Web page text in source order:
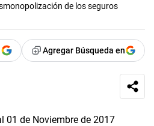
de los seguros
Agregar Búsqueda en
01 de Noviembre de 2017